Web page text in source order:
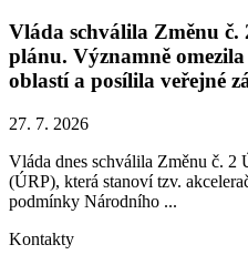
Vláda schválila Změnu č.
plánu. Významně
oblastí a posílila veřejné
27. 7. 2026
Vláda dnes schválila Změnu č. 2
(ÚRP), která stanoví tzv.
podmínky Národního ...
Kontakty